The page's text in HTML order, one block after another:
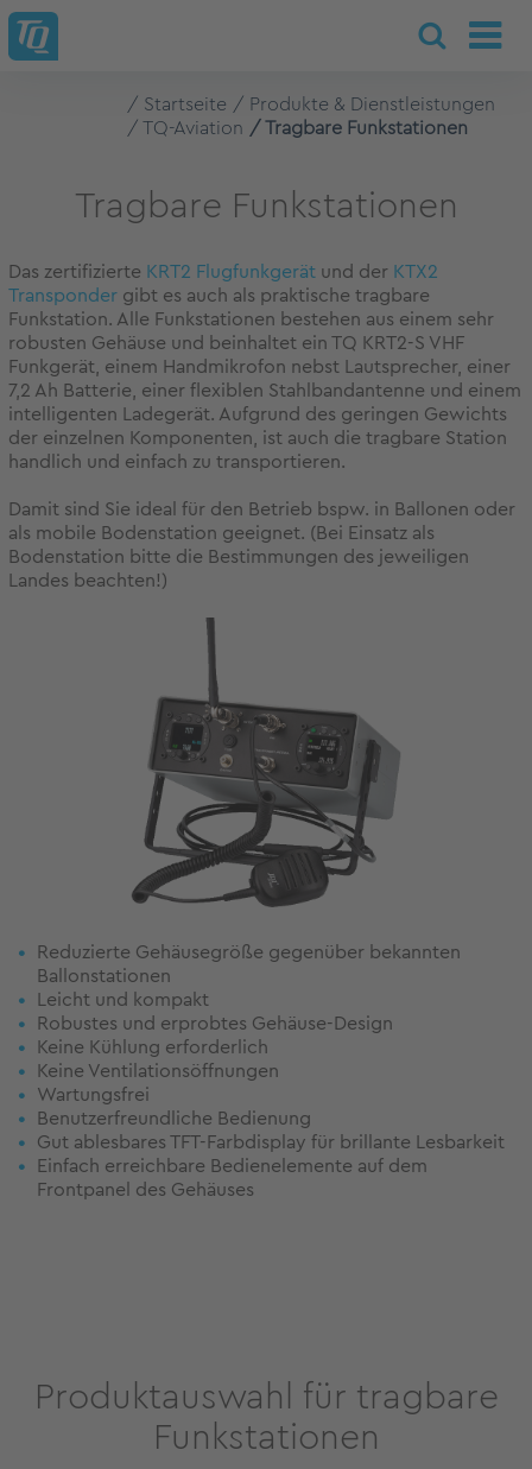
Startseite
Produkte & Dienstleistungen
TQ-Aviation
Tragbare Funkstationen
Tragbare Funkstationen
Das zertifizierte KRT2 Flugfunkgerät und der KTX2
Transponder gibt es auch als praktische tragbare
Funkstation. Alle Funkstationen bestehen aus einem sehr
robusten Gehäuse und beinhaltet ein TQ KRT2-S VHF
Funkgerät, einem Handmikrofon nebst Lautsprecher, einer
7,2 Ah Batterie, einer flexiblen Stahlbandantenne und einem
intelligenten Ladegerät. Aufgrund des geringen Gewichts
der einzelnen Komponenten, ist auch die tragbare Station
handlich und einfach zu transportieren.
Damit sind Sie ideal für den Betrieb bspw. in Ballonen oder
als mobile Bodenstation geeignet. (Bei Einsatz als
Bodenstation bitte die Bestimmungen des jeweiligen
Landes beachten!)
Reduzierte Gehäusegröße gegenüber bekannten
Ballonstationen
Leicht und kompakt
Robustes und erprobtes Gehäuse-Design
Keine Kühlung erforderlich
Keine Ventilationsöffnungen
Wartungsfrei
Benutzerfreundliche Bedienung
Gut ablesbares TFT-Farbdisplay für brillante Lesbarkeit
Einfach erreichbare Bedienelemente auf dem
Frontpanel des Gehäuses
Produktauswahl für tragbare
Funkstationen